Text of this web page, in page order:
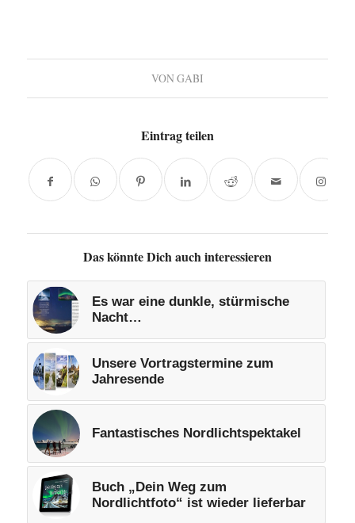
VONGABI
Eintrag teilen
Das könnte Dich auch interessieren
Es war eine dunkle, stürmische
Nacht…
Unsere Vortragstermine zum
Jahresende
Fantastisches Nordlichtspektakel
Buch „Dein Weg zum
Nordlichtfoto“ ist wieder lieferbar